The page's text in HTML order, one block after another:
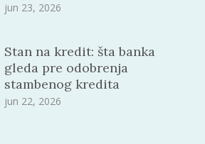
jun 23, 2026
Stan na kredit: šta banka
gleda pre odobrenja
stambenog kredita
jun 22, 2026